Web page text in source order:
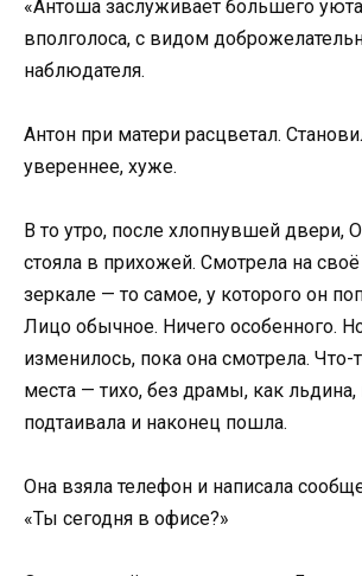
«Антоша заслуживает большего
вполголоса, с видом
наблюдателя.
Антон при матери расцветал.
увереннее, хуже.
В то утро, после хлопнувшей двери,
стояла в прихожей. Смотрела на
зеркале — то самое, у которого он
Лицо обычное. Ничего особенного.
изменилось, пока она смотрела. Что-
места — тихо, без драмы, как льдина,
подтаивала и наконец пошла.
Она взяла телефон и написала
«Ты сегодня в офисе?»